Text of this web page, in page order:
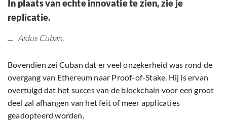
In plaats van echte innovatie te zien, zie je
replicatie.
Aldus Cuban.
Bovendien zei Cuban dat er veel onzekerheid was rond de
overgang van Ethereum naar Proof-of-Stake. Hij is ervan
overtuigd dat het succes van de blockchain voor een groot
deel zal afhangen van het feit of meer applicaties
geadopteerd worden.